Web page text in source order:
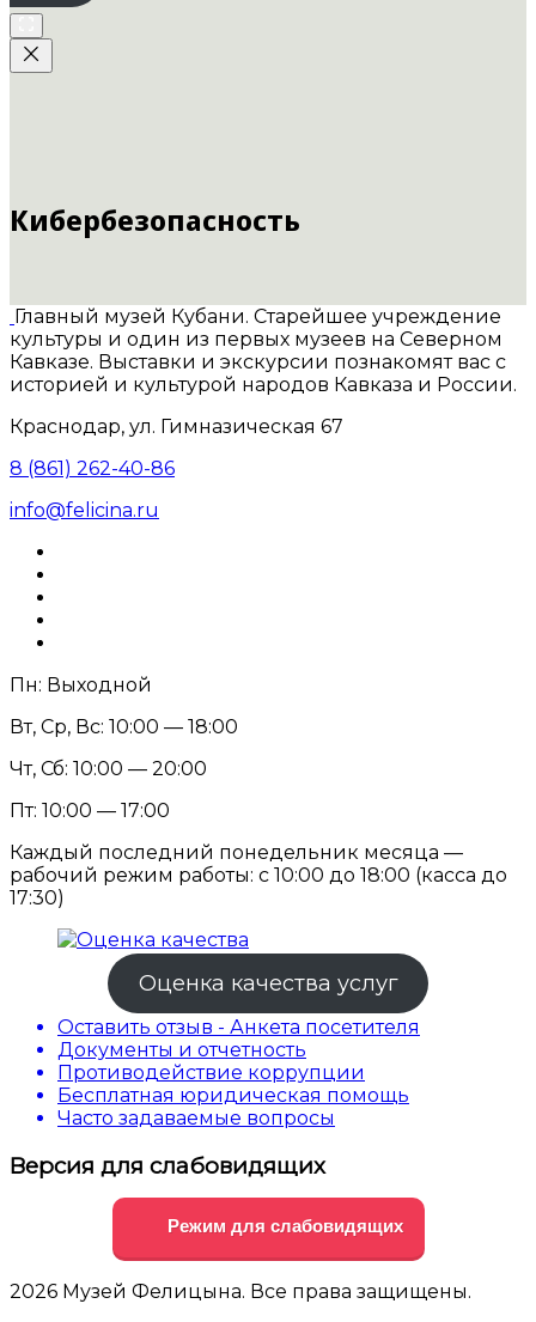
Кибербезопасность
Главный музей Кубани. Старейшее учреждение
культуры и один из первых музеев на Северном
Кавказе. Выставки и экскурсии познакомят вас с
историей и культурой народов Кавказа и России.
Краснодар, ул. Гимназическая 67
8 (861) 262-40-86
info@felicina.ru
Пн: Выходной
Вт, Ср, Вс: 10:00 — 18:00
Чт, Сб: 10:00 — 20:00
Пт: 10:00 — 17:00
Каждый последний понедельник месяца —
рабочий режим работы: с 10:00 до 18:00 (касса до
17:30)
Оценка качества услуг
Оставить отзыв - Анкета посетителя
Документы и отчетность
Противодействие коррупции
Бесплатная юридическая помощь
Часто задаваемые вопросы
Версия для слабовидящих
Режим для слабовидящих
2026 Музей Фелицына. Все права защищены.